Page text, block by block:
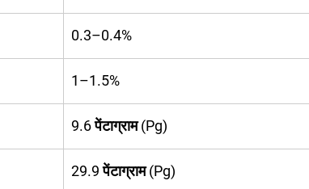
0.3–0.4%
1–1.5%
9.6 पेंटाग्राम (Pg)
29.9 पेंटाग्राम (Pg)